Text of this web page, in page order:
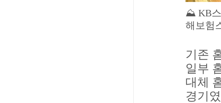
⛰ KB
해보험
기존
일부
대체
경기